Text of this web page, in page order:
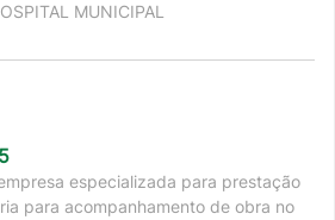
MUNICIPAL
especializada para prestação
para acompanhamento de obra no